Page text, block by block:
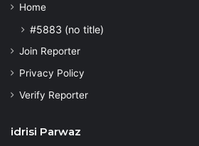
Home
#5883 (no title)
Join Reporter
Privacy Policy
Verify Reporter
idrisi Parwaz